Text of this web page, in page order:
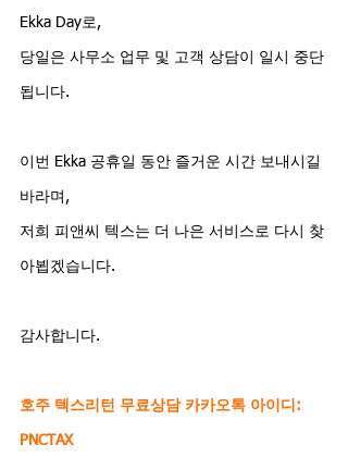
Ekka Day로,
당일은 사무소 업무 및 고객 상담이 일시 중단
됩니다.
이번 Ekka 공휴일 동안 즐거운 시간 보내시길
바라며,
저희 피앤씨 텍스는 더 나은 서비스로 다시 찾
아뵙겠습니다.
감사합니다.
호주 텍스리턴 무료상담 카카오톡 아이디:
PNCTAX